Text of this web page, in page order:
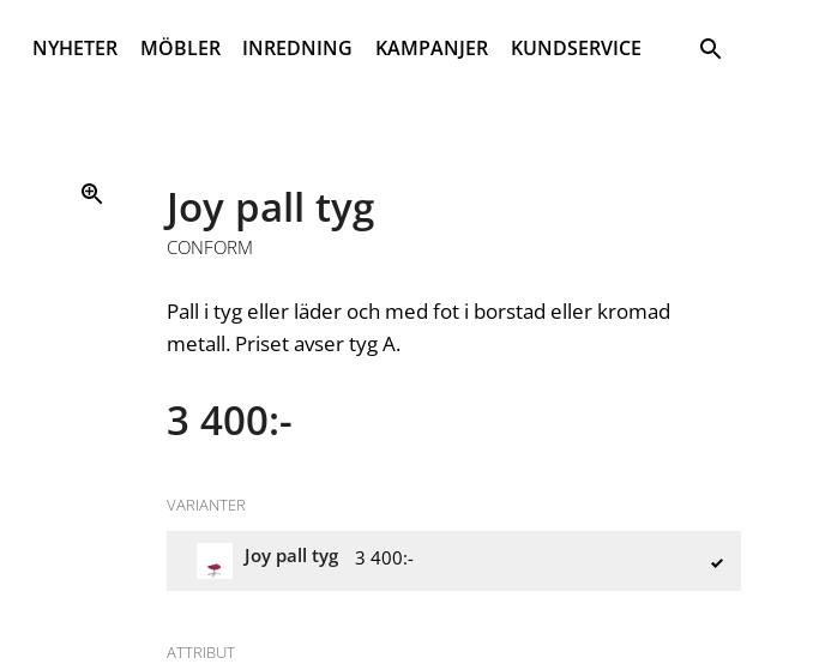
NYHETER MÖBLER INREDNING KAMPANJER KUNDSERVICE Sök
Joy pall tyg
CONFORM
Pall i tyg eller läder och med fot i borstad eller kromad
metall. Priset avser tyg A.
3 400:-
VARIANTER
Joy pall tyg 3 400:-
ATTRIBUT